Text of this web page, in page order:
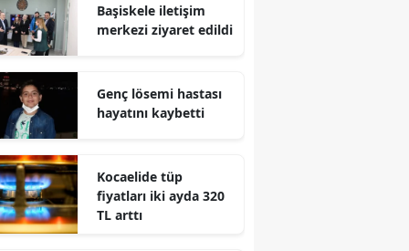
Bursa
Çankırı
Denizli
Diyarbakır
Başiskele iletişim
merkezi ziyaret edildi
Genç lösemi hastası
hayatını kaybetti
Kocaelide tüp
fiyatları iki ayda 320
TL arttı